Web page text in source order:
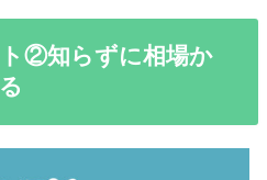
②知らずに相場か